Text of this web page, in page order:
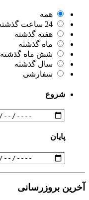
همه
24 ساعت گذشته
هفته گذشته
ماه گذشته
شش ماه گذشته
سال گذشته
سفارشی
شروع
پایان
آخرین بروزرسانی